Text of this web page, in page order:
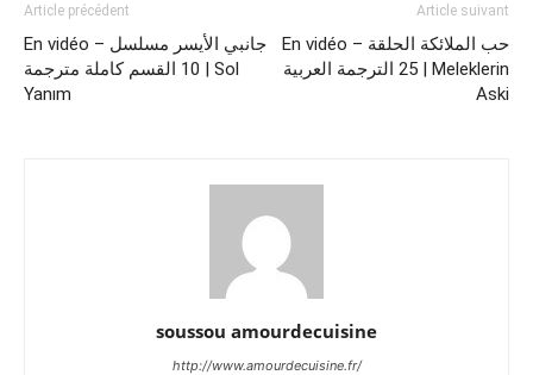
Article précédent
En vidéo – جانبي الأيسر مسلسل
10 القسم كاملة مترجمة | Sol
Yanım
Article suivant
En vidéo – حب الملائكة الحلقة
25 الترجمة العربية | Meleklerin
Aski
soussou amourdecuisine
http://www.amourdecuisine.fr/